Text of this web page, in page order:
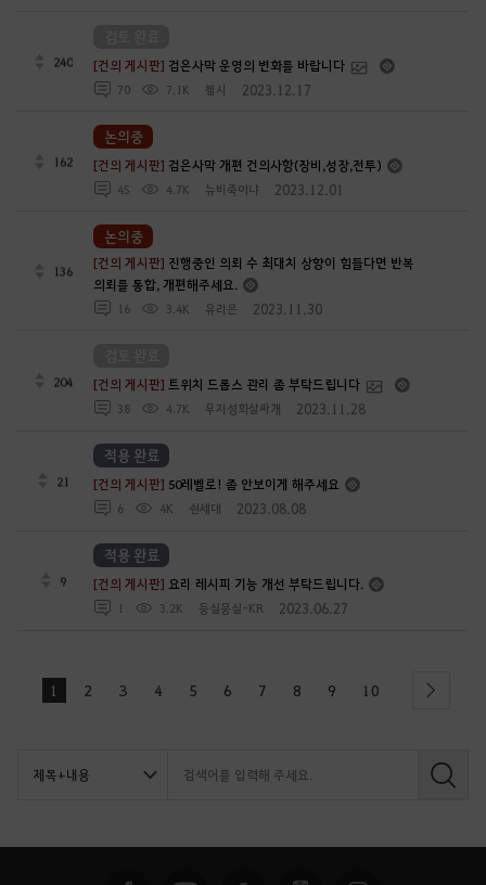
240 [건의 게시판] 검은사막 운영의 변화를 바랍니다
70 7.1K 첼시 2023.12.17
162 [건의 게시판] 검은사막 개편 건의사항(장비,성장,전투)
45 4.7K 뉴비죽이냐 2023.12.01
논의중
136
[건의 게시판] 진행중인 의뢰 수 최대치 상향이 힘들다면 반복
의뢰를 통합, 개편해주세요.
16 3.4K 유리은 2023.11.30
논의중
204 [건의 게시판] 트위치 드롭스 관리 좀 부탁드립니다
38 4.7K 무지성화살싸개 2023.11.28
21 [건의 게시판] 50레벨로! 좀 안보이게 해주세요
6 4K 쉰세대 2023.08.08
적용 완료
9 [건의 게시판] 요리 레시피 기능 개선 부탁드립니다.
1 3.2K 둥실뭉실-KR 2023.06.27
적용 완료
1 2 3 4 5 6 7 8 9 10 next
검